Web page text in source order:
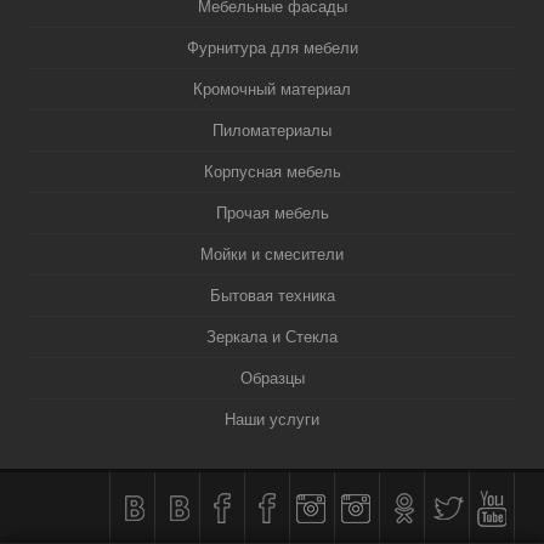
Мебельные фасады
Фурнитура для мебели
Кромочный материал
Пиломатериалы
Корпусная мебель
Прочая мебель
Мойки и смесители
Бытовая техника
Зеркала и Стекла
Образцы
Наши услуги